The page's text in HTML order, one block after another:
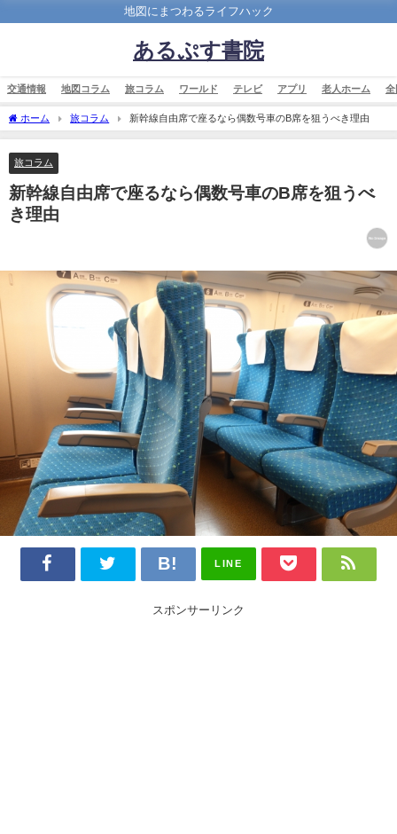
地図にまつわるライフハック
あるぷす書院
交通情報 地図コラム 旅コラム ワールド テレビ アプリ 老人ホーム 全
ホーム 旅コラム 新幹線自由席で座るなら偶数号車のB席を狙うべき理由
旅コラム
新幹線自由席で座るなら偶数号車のB席を狙うべ
き理由
LINE
スポンサーリンク